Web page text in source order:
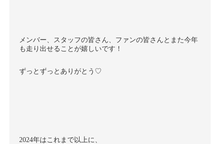
メンバー、スタッフの皆さん、ファンの皆さんとまた今年
も走り出せることが嬉しいです！
ずっとずっとありがとう♡
2024年はこれまで以上に、